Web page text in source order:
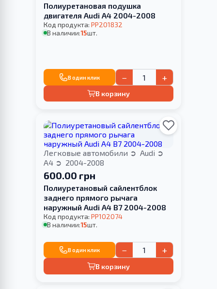
Полиуретановая подушка
двигателя Audi A4 2004-2008
Код продукта: PP201832
В наличии:15шт.
В один клик − +
В корзину
Легковые автомобили
Audi
A4
2004-2008
600.00 грн
Полиуретановый сайлентблок
заднего прямого рычага
наружный Audi A4 B7 2004-2008
Код продукта: PP102074
В наличии:15шт.
В один клик − +
В корзину